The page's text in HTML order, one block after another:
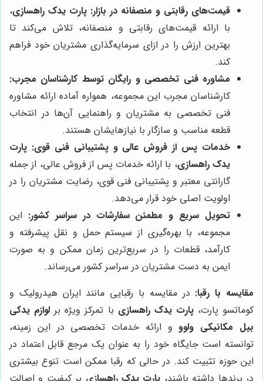
قیمت‌های رقابتی و منصفانه در بازار: پارت یدک راهسازی،
با ارائه قیمت‌های رقابتی و منصفانه، تلاش می‌کند تا
بهترین ارزش را در ازای سرمایه‌گذاری مشتریان خود فراهم
کند.
مشاوره فنی تخصصی و رایگان توسط کارشناسان مجرب:
کارشناسان مجرب این مجموعه، همواره آماده ارائه مشاوره
فنی تخصصی به مشتریان و راهنمایی آن‌ها در انتخاب
قطعه مناسب و سازگار با نیازهایشان هستند.
خدمات پس از فروش عالی و پشتیبانی فنی قوی: پارت
یدک راهسازی، با ارائه خدمات پس از فروش عالی، از جمله
گارانتی معتبر و پشتیبانی فنی قوی، رضایت مشتریان را در
اولویت اصلی خود قرار می‌دهد.
تحویل سریع و مطمئن سفارشات در سراسر کشور: این
مجموعه، با بهره‌گیری از سیستم حمل و نقل پیشرفته و
کارآمد، قطعات را در سریع‌ترین زمان ممکن و به صورت
ایمن به دست مشتریان در سراسر کشور می‌رساند.
مقایسه با رقبا: در مقایسه با رقبایی مانند ایران هیدرولیک و
کوماتسو پارت،پارت یدک راهسازی با تمرکز ویژه بر لوازم یدکی
بیل مکانیکی ولووو ارائه خدمات تخصصی در این زمینه،
توانسته است جایگاه خود را به عنوان یک مرجع قابل اعتماد در
این حوزه تثبیت کند. در حالی که رقبا ممکن است تنوع بیشتری